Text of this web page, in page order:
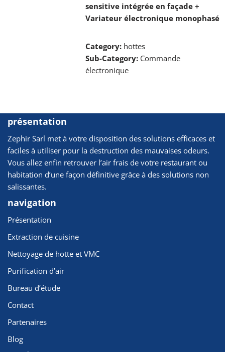
sensitive intégrée en façade +
Variateur électronique monophasé
Category: hottes
Sub-Category: Commande
électronique
présentation
Zephir Sarl met à votre disposition des solutions efficaces et
faciles à utiliser pour la destruction des mauvaises odeurs.
Vous allez enfin retrouver l’air frais de votre restaurant ou
habitation d’une façon définitive grâce à des solutions non
salissantes.
navigation
Présentation
Extraction de cuisine
Nettoyage de hotte et VMC
Purification d’air
Bureau d’étude
Contact
Partenaires
Blog